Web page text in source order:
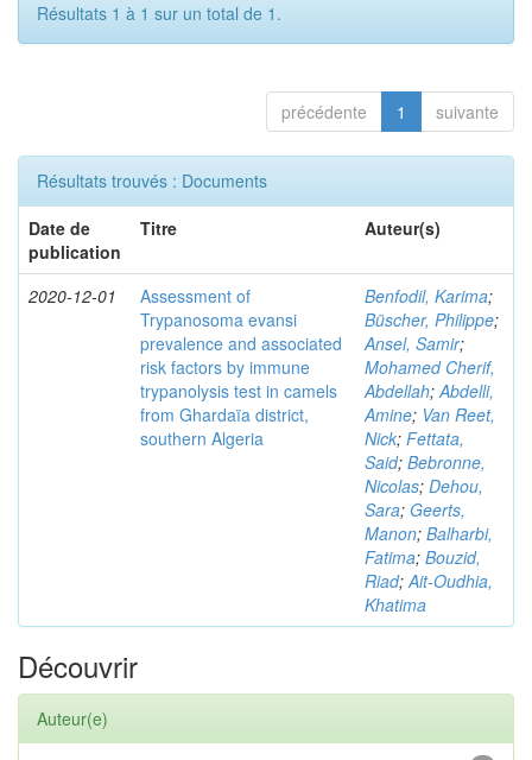
Résultats 1 à 1 sur un total de 1.
précédente 1 suivante
Résultats trouvés : Documents
Date de
publication
Titre Auteur(s)
2020-12-01
Assessment of
Trypanosoma evansi
prevalence and associated
risk factors by immune
trypanolysis test in camels
from Ghardaïa district,
southern Algeria
Benfodil, Karima;
Büscher, Philippe;
Ansel, Samir;
Mohamed Cherif,
Abdellah;Abdelli,
Amine; Van Reet,
Nick; Fettata,
Said; Bebronne,
Nicolas; Dehou,
Sara; Geerts,
Manon; Balharbi,
Fatima; Bouzid,
Riad;Ait-Oudhia,
Khatima
Découvrir
Auteur(e)